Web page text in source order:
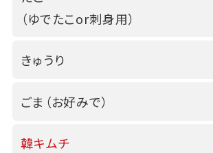
（ゆでたこor刺身用）
きゅうり
ごま（お好みで）
韓キムチ